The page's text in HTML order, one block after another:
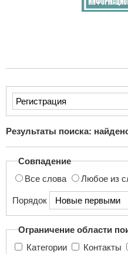
Введите
текст
поиска...
Результаты поиска:
Совпадение
Все слова
Любое из
Порядок
Ограничение области
Категории
Контакты